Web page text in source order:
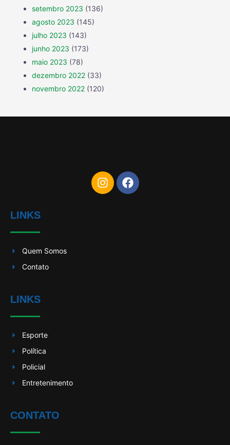
setembro 2023 (136)
agosto 2023 (145)
julho 2023 (143)
junho 2023 (173)
maio 2023 (78)
dezembro 2022 (33)
novembro 2022 (120)
LINKS
Quem Somos
Contato
LINKS
Esporte
Política
Policial
Entretenimento
CONTATO